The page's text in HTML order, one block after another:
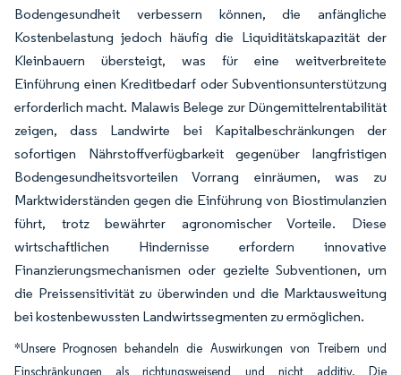
Bodengesundheit verbessern können, die anfängliche
Kostenbelastung jedoch häufig die Liquiditätskapazität der
Kleinbauern übersteigt, was für eine weitverbreitete
Einführung einen Kreditbedarf oder Subventionsunterstützung
erforderlich macht. Malawis Belege zur Düngemittelrentabilität
zeigen, dass Landwirte bei Kapitalbeschränkungen der
sofortigen Nährstoffverfügbarkeit gegenüber langfristigen
Bodengesundheitsvorteilen Vorrang einräumen, was zu
Marktwiderständen gegen die Einführung von Biostimulanzien
führt, trotz bewährter agronomischer Vorteile. Diese
wirtschaftlichen Hindernisse erfordern innovative
Finanzierungsmechanismen oder gezielte Subventionen, um
die Preissensitivität zu überwinden und die Marktausweitung
bei kostenbewussten Landwirtssegmenten zu ermöglichen.
*Unsere Prognosen behandeln die Auswirkungen von Treibern und
Einschränkungen als richtungsweisend und nicht additiv. Die